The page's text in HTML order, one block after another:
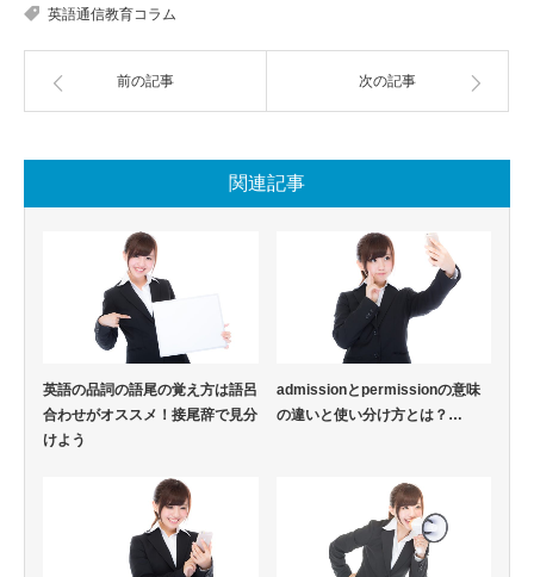
英語通信教育コラム
前の記事 次の記事
関連記事
英語の品詞の語尾の覚え方は語呂
合わせがオススメ！接尾辞で見分
けよう
admissionとpermissionの意味
の違いと使い分け方とは？…